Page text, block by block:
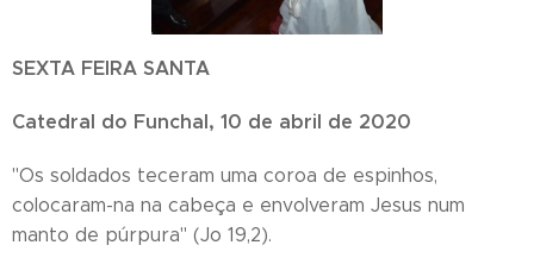
SEXTA FEIRA SANTA
Catedral do Funchal, 10 de abril de 2020
"Os soldados teceram uma coroa de espinhos,
colocaram-na na cabeça e envolveram Jesus num
manto de púrpura" (Jo 19,2).